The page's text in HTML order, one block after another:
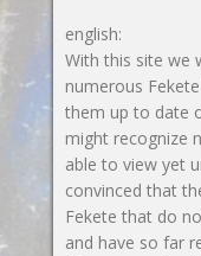
english:
With this site we
numerous
them up to date
might recognize
able to view yet
convinced that
Fekete that do
and have so far